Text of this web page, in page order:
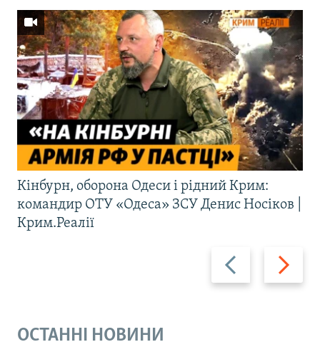
Назад Вперед
Кінбурн, оборона Одеси і рідний Крим:
командир ОТУ «Одеса» ЗСУ Денис Носіков |
Крим.Реалії
ОСТАННІ НОВИНИ